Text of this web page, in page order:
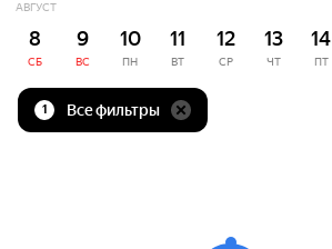
АВГУСТ
8
СБ
9
ВС
10
ПН
11
ВТ
12
СР
13
ЧТ
14
ПТ
1 Все фильтры